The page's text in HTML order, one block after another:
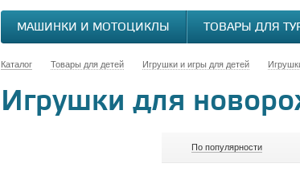
МАШИНКИ И МОТОЦИКЛЫ ТОВАРЫ ДЛЯ
Каталог Товары для детей Игрушки и игры для детей
Игрушки для
По популярности